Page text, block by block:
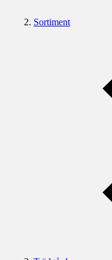
Sortiment